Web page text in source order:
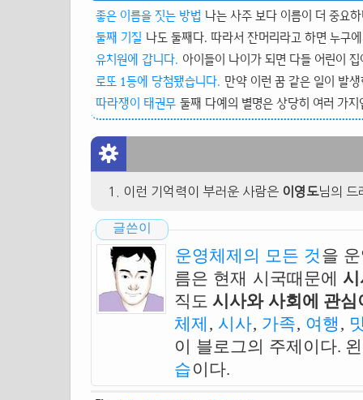
좋은 이름을 짓는 방법 나는 사주 보다 이름이 더 중요
둘째 기질 나도 둘째다. 따라서 잔머리라고 하면 누구
유치원에 갑니다. 아이들이 나이가 되면 다들 어린이
로또 1등에 당첨됐습니다. 만약 이런 꿈 같은 일이 발
따라쟁이 태권무 둘째 다예의 별명은 상당히 여러 가
이런 기억력이 부러운 사람은 이영도님의 드
글쓴이
운영체제의 모든 것 을
름은 현재 시국때문에
직도 시사와 사회에 관
체제 , 시사, 가족, 여행 ,
이 블로그의 주제이다.
습이다.